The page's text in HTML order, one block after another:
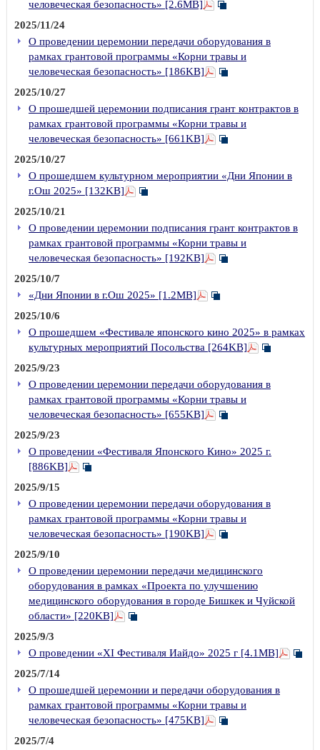
человеческая безопасность» [2.6MB]
2025/11/24
О проведении церемонии передачи оборудования в
рамках грантовой программы «Корни травы и
человеческая безопасность» [186KB]
2025/10/27
О прошедшей церемонии подписания грант контрактов в
рамках грантовой программы «Корни травы и
человеческая безопасность» [661KB]
2025/10/27
О прошедшем культурном мероприятии «Дни Японии в
г.Ош 2025» [132KB]
2025/10/21
О проведении церемонии подписания грант контрактов в
рамках грантовой программы «Корни травы и
человеческая безопасность» [192KB]
2025/10/7
«Дни Японии в г.Ош 2025» [1.2MB]
2025/10/6
О прошедшем «Фестивале японского кино 2025» в рамках
культурных мероприятий Посольства [264KB]
2025/9/23
О проведении церемонии передачи оборудования в
рамках грантовой программы «Корни травы и
человеческая безопасность» [655KB]
2025/9/23
О проведении «Фестиваля Японского Кино» 2025 г.
[886KB]
2025/9/15
О проведении церемонии передачи оборудования в
рамках грантовой программы «Корни травы и
человеческая безопасность» [190KB]
2025/9/10
О проведении церемонии передачи медицинского
оборудования в рамках «Проекта по улучшению
медицинского оборудования в городе Бишкек и Чуйской
области» [220KB]
2025/9/3
О проведении «XI Фестиваля Иайдо» 2025 г [4.1MB]
2025/7/14
О прошедшей церемонии и передачи оборудования в
рамках грантовой программы «Корни травы и
человеческая безопасность» [475KB]
2025/7/4